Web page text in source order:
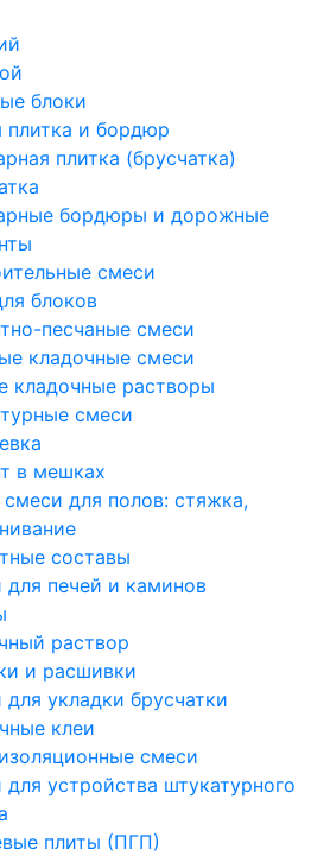
блоки
плитка и бордюр
плитка (брусчатка)
бордюры и дорожные
смеси
блоков
песчаные смеси
кладочные смеси
кладочные растворы
смеси
в мешках
для полов: стяжка,
составы
печей и каминов
раствор
и расшивки
укладки брусчатки
клеи
смеси
устройства штукатурного
плиты (ПГП)